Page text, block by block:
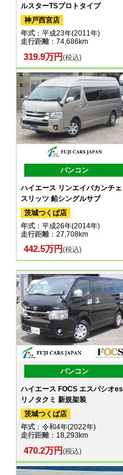
ルスターTSプロトタイプ
神戸西宮店
年式 ：平成23年(2011年)
走行距離：74,686km
319.9万円(税込)
バンコン
ハイエース リンエイバカンチェ
スリッツ 鉛シングルサブ
茨城つくば店
年式 ：平成26年(2014年)
走行距離：27,708km
442.5万円(税込)
バンコン
ハイエース FOCS エスパシオes
リノタクミ 新規架装
茨城つくば店
年式 ：令和4年(2022年)
走行距離：18,293km
470.2万円(税込)